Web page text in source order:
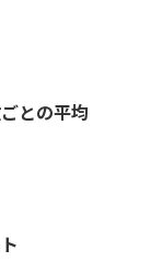
との平均